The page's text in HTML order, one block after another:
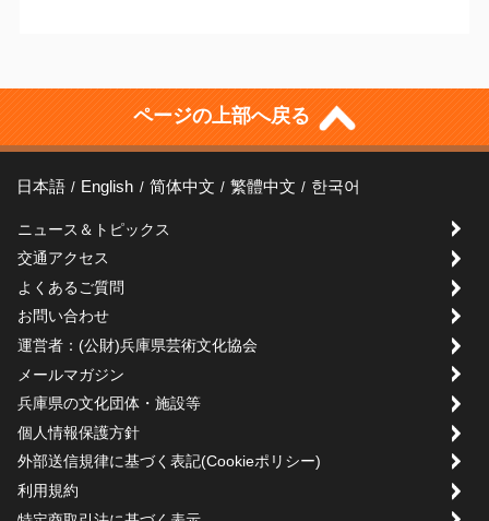
ページの上部へ戻る
日本語 English 简体中文 繁體中文 한국어
ニュース＆トピックス
交通アクセス
よくあるご質問
お問い合わせ
運営者：(公財)兵庫県芸術文化協会
メールマガジン
兵庫県の文化団体・施設等
個人情報保護方針
外部送信規律に基づく表記(Cookieポリシー)
利用規約